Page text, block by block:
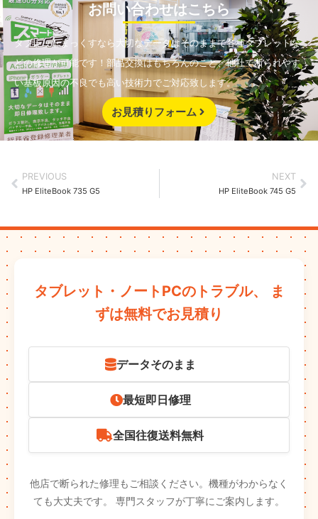
お問い合わせはこちら
タブレットまっくすなら大切なデータはそのままで各種タブレットな
どの修理が可能です！部品交換はもちろんのこと、他社で断られやす
い基板原因の不良でも高い技術力でご対応致します。
お見積りフォーム
PREVIOUS
HP EliteBook 735 G5
NEXT
HP EliteBook 745 G5
タブレット・ノートPCのトラブル、
ま
ずは無料でお見積り
データそのまま
最短即日修理
全国往復送料無料
他店で断られた修理もご相談ください。機種がわからなく
ても大丈夫です。
専門スタッフが丁寧にご案内します。